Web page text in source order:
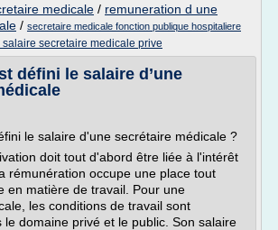
medicale / remuneration d une
/ secretaire medicale fonction publique hospitaliere
secretaire medicale prive
défini le salaire d’une
le salaire d'une secrétaire médicale ?
doit tout d'abord être liée à l'intérêt
rémunération occupe une place tout
en matière de travail. Pour une
les conditions de travail sont
le domaine privé et le public. Son salaire